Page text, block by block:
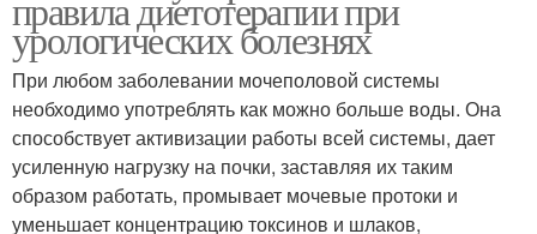
урологических болезнях
При любом заболевании мочеполовой системы
необходимо употреблять как можно больше воды. Она
способствует активизации работы всей системы, дает
усиленную нагрузку на почки, заставляя их таким
образом работать, промывает мочевые протоки и
уменьшает концентрацию токсинов и шлаков,